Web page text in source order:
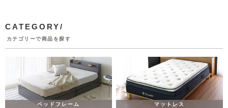
CATEGORY/
カテゴリーで商品を探す
ベッドフレーム マットレス